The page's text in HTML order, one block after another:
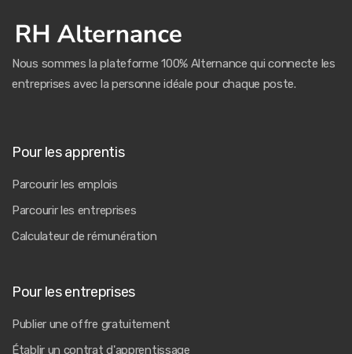
Nous sommes la plateforme 100% Alternance qui connecte les
entreprises avec la personne idéale pour chaque poste.
Pour les apprentis
Parcourir les emplois
Parcourir les entreprises
Calculateur de rémunération
Pour les entreprises
Publier une offre gratuitement
Établir un contrat d'apprentissage